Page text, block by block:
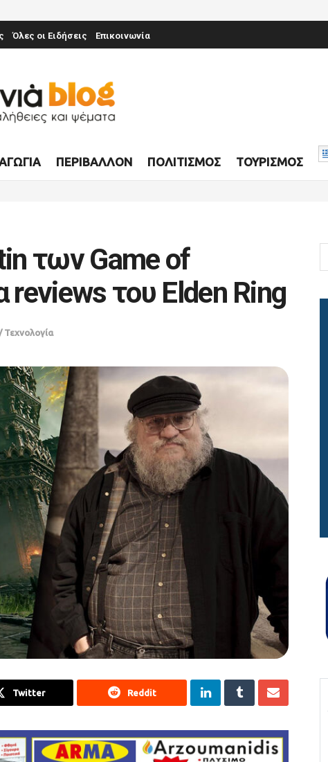
Όλες οι Ειδήσεις Επικοινωνία
ΠΕΡΙΒΆΛΛΟΝ ΠΟΛΙΤΙΣΜΌΣ ΤΟΥΡΙΣΜΌΣ
των Game of
reviews του Elden Ring
Τεχνολογία
Twitter Reddit